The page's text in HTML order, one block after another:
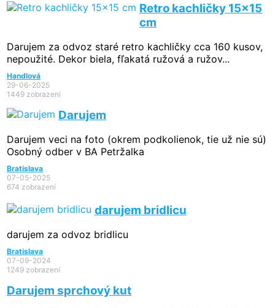
Retro kachličky 15x15
cm
Darujem za odvoz staré retro kachličky cca 160 kusov,
nepoužité. Dekor biela, fľakatá ružová a ružov...
Handlová
29-06-2025
1449 zobrazení
Darujem
Darujem veci na foto (okrem podkolienok, tie už nie sú)
Osobný odber v BA Petržalka
Bratislava
07-05-2025
674 zobrazení
darujem bridlicu
darujem za odvoz bridlicu
Bratislava
07-09-2024
1249 zobrazení
Darujem sprchový kut